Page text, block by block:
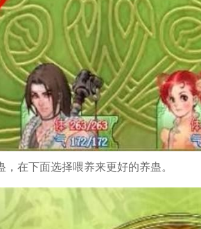
在下面选择喂养来更好的养蛊。